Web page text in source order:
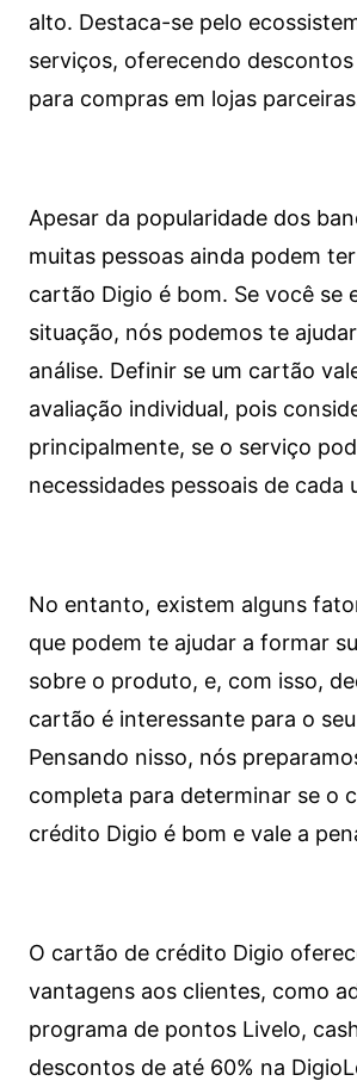
alto. Destaca-se pelo
serviços, oferecendo
para compras em lojas
Apesar da popularidade dos
muitas pessoas ainda podem
cartão Digio é bom. Se você se
situação, nós podemos te
análise. Definir se um cartão
avaliação individual, pois
principalmente, se o serviço
necessidades pessoais de cada
No entanto, existem alguns
que podem te ajudar a formar
sobre o produto, e, com isso,
cartão é interessante para o
Pensando nisso, nós
completa para determinar se o
crédito Digio é bom e vale a
O cartão de crédito Digio
vantagens aos clientes, como
programa de pontos Livelo,
descontos de até 60% na